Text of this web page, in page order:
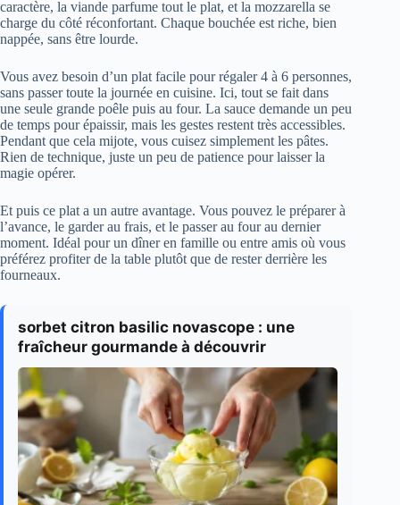
caractère, la viande parfume tout le plat, et la mozzarella se
charge du côté réconfortant. Chaque bouchée est riche, bien
nappée, sans être lourde.
Vous avez besoin d’un plat facile pour régaler 4 à 6 personnes,
sans passer toute la journée en cuisine. Ici, tout se fait dans
une seule grande poêle puis au four. La sauce demande un peu
de temps pour épaissir, mais les gestes restent très accessibles.
Pendant que cela mijote, vous cuisez simplement les pâtes.
Rien de technique, juste un peu de patience pour laisser la
magie opérer.
Et puis ce plat a un autre avantage. Vous pouvez le préparer à
l’avance, le garder au frais, et le passer au four au dernier
moment. Idéal pour un dîner en famille ou entre amis où vous
préférez profiter de la table plutôt que de rester derrière les
fourneaux.
sorbet citron basilic novascope : une
fraîcheur gourmande à découvrir